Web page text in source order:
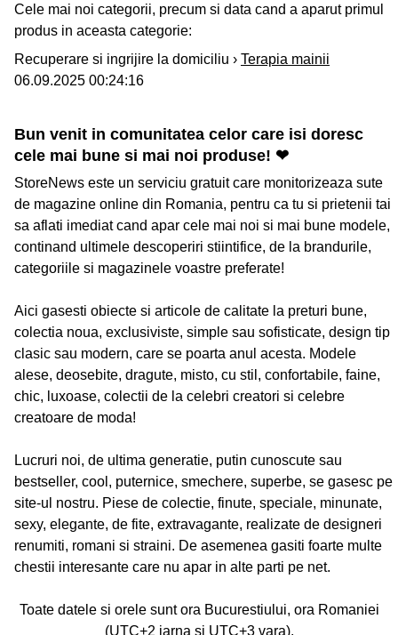
Cele mai noi categorii, precum si data cand a aparut primul
produs in aceasta categorie:
Recuperare si ingrijire la domiciliu › Terapia mainii
06.09.2025 00:24:16
Bun venit in comunitatea celor care isi doresc
cele mai bune si mai noi produse! ❤
StoreNews este un serviciu gratuit care monitorizeaza sute
de magazine online din Romania, pentru ca tu si prietenii tai
sa aflati imediat cand apar cele mai noi si mai bune modele,
continand ultimele descoperiri stiintifice, de la brandurile,
categoriile si magazinele voastre preferate!
Aici gasesti obiecte si articole de calitate la preturi bune,
colectia noua, exclusiviste, simple sau sofisticate, design tip
clasic sau modern, care se poarta anul acesta. Modele
alese, deosebite, dragute, misto, cu stil, confortabile, faine,
chic, luxoase, colectii de la celebri creatori si celebre
creatoare de moda!
Lucruri noi, de ultima generatie, putin cunoscute sau
bestseller, cool, puternice, smechere, superbe, se gasesc pe
site-ul nostru. Piese de colectie, finute, speciale, minunate,
sexy, elegante, de fite, extravagante, realizate de designeri
renumiti, romani si straini. De asemenea gasiti foarte multe
chestii interesante care nu apar in alte parti pe net.
Toate datele si orele sunt ora Bucurestiului, ora Romaniei
(UTC+2 iarna si UTC+3 vara).